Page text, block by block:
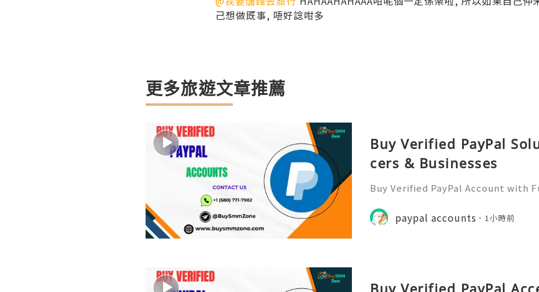
己想做既事, 唔好諗咁多
更多旅遊文章推薦
Buy Verified PayPal
cers & Businesses
Buy Verified PayPal Account with
m: @BuySmmZone ✅ Skype:
paypal accounts 1小時前